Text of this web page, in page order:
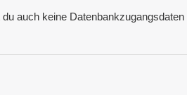
auch keine Datenbankzugangsdaten